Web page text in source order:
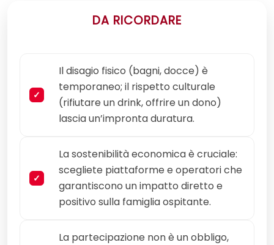
DA RICORDARE
Il disagio fisico (bagni, docce) è
temporaneo; il rispetto culturale
(rifiutare un drink, offrire un dono)
lascia un’impronta duratura.
La sostenibilità economica è cruciale:
scegliete piattaforme e operatori che
garantiscono un impatto diretto e
positivo sulla famiglia ospitante.
La partecipazione non è un obbligo,